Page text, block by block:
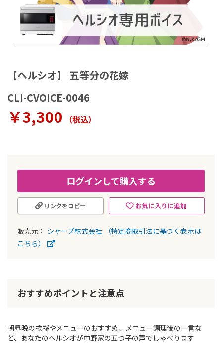
【ヘルシオ】 五等分の花嫁
CLI-CVOICE-0046
￥3,300 （税込）
ログインして購入する
お気に入りに追加
リンクをコピー
販売元： シャープ株式会社
（特定商取引法に基づく表示は
こちら）
メ
ー
ギ
ャ
ラ
初
動
おすすめポイントと注意点
朝昼晩の挨拶やメニューのおすすめ、メニュー調理後の一言な
ど、あなたのヘルシオが中野家の五つ子の声でしゃべります